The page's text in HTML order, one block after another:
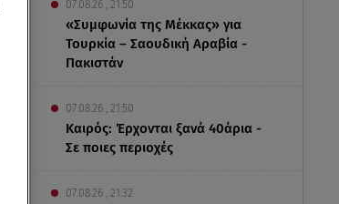
07.08.26 , 21:50
«Συμφωνία της Μέκκας» για
Τουρκία – Σαουδική Αραβία -
Πακιστάν
07.08.26 , 21:50
Καιρός: Έρχονται ξανά 40άρια -
Σε ποιες περιοχές
07.08.26 , 21:32